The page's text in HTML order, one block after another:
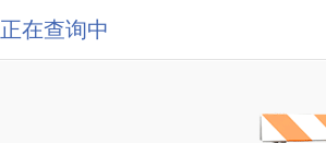
正在查询中